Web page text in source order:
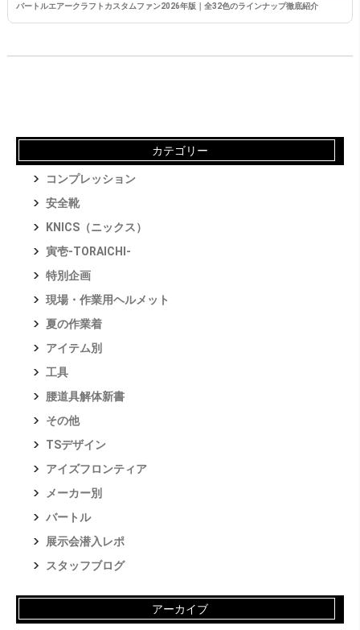
バートルエアークラフトカスタムファン2026年版｜全32色のラインナップ徹底紹介
カテゴリー
コンプレッション
安全靴
KNICS（ニックス）
寅壱-TORAICHI-
特別企画
現場・作業用ヘルメット
夏の作業着
アイテム別
工具
腰道具解体新書
その他
TSデザイン
アイズフロンティア
メーカー別
バートル
展示会潜入レポ
スタッフブログ
アーカイブ